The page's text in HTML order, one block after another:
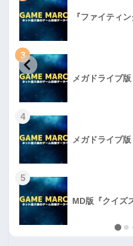
『ファイティ
3
メガドライブ版
4
メガドライブ版
5
MD版『クイズ